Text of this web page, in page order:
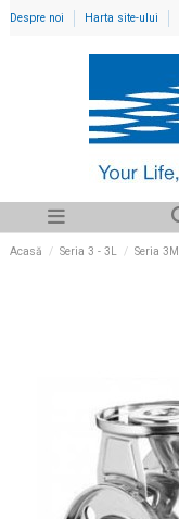
Despre noi Harta site-ului
Acasă Seria 3 - 3L Seria 3M